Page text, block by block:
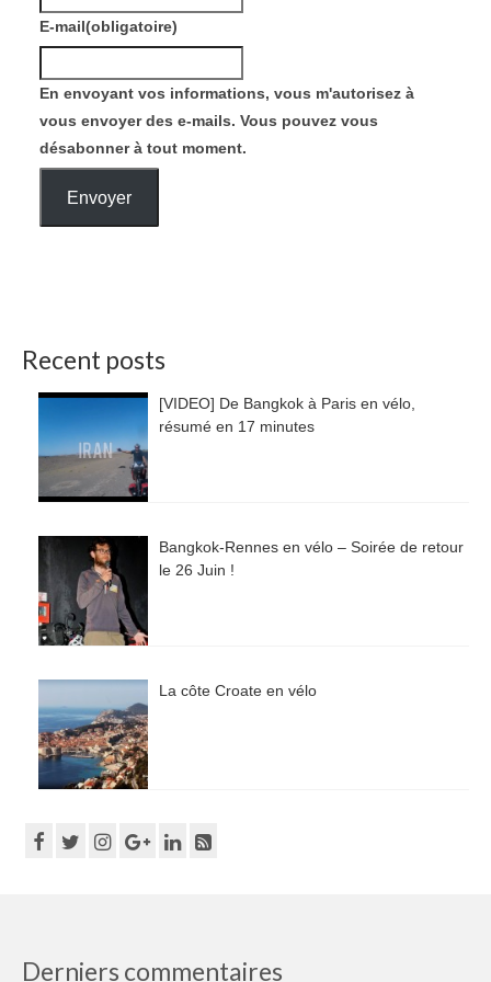
E-mail(obligatoire)
En envoyant vos informations, vous m'autorisez à
vous envoyer des e-mails. Vous pouvez vous
désabonner à tout moment.
Envoyer
Recent posts
[VIDEO] De Bangkok à Paris en vélo,
résumé en 17 minutes
Bangkok-Rennes en vélo – Soirée de retour
le 26 Juin !
La côte Croate en vélo
Derniers commentaires